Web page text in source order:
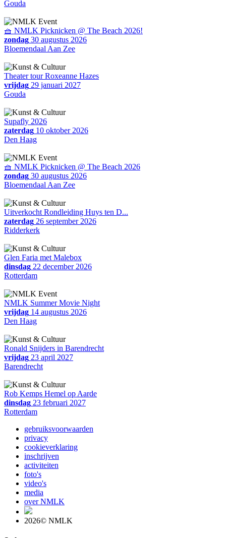
Gouda
🧺 NMLK Picknicken @ The Beach 2026!
zondag 30 augustus 2026
Bloemendaal Aan Zee
Theater tour Roxeanne Hazes
vrijdag 29 januari 2027
Gouda
Supafly 2026
zaterdag 10 oktober 2026
Den Haag
🧺 NMLK Picknicken @ The Beach 2026
zondag 30 augustus 2026
Bloemendaal Aan Zee
Uitverkocht Rondleiding Huys ten D...
zaterdag 26 september 2026
Ridderkerk
Glen Faria met Malebox
dinsdag 22 december 2026
Rotterdam
NMLK Summer Movie Night
vrijdag 14 augustus 2026
Den Haag
Ronald Snijders in Barendrecht
vrijdag 23 april 2027
Barendrecht
Rob Kemps Hemel op Aarde
dinsdag 23 februari 2027
Rotterdam
gebruiksvoorwaarden
privacy
cookieverklaring
inschrijven
activiteiten
foto's
video's
media
over NMLK
2026© NMLK